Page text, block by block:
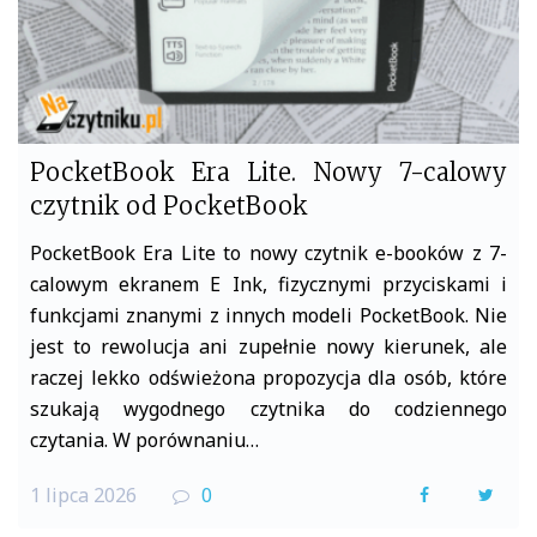
PocketBook Era Lite. Nowy 7-calowy
czytnik od PocketBook
PocketBook Era Lite to nowy czytnik e-booków z 7-
calowym ekranem E Ink, fizycznymi przyciskami i
funkcjami znanymi z innych modeli PocketBook. Nie
jest to rewolucja ani zupełnie nowy kierunek, ale
raczej lekko odświeżona propozycja dla osób, które
szukają wygodnego czytnika do codziennego
czytania. W porównaniu…
1 lipca 2026 0
F